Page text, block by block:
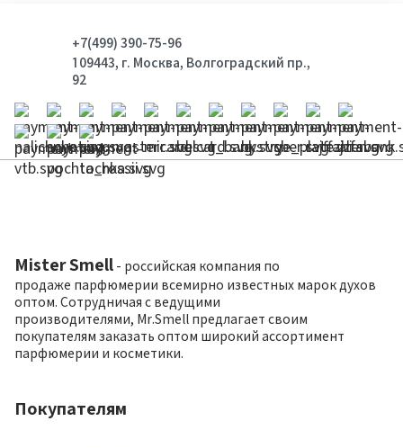
+7(499) 390-75-96
109443, г. Москва, Волгоградский пр.,
92
Mister Smell - российская компания по
продаже парфюмерии всемирно известных марок духов
оптом. Сотрудничая с ведущими
производителями, Mr.Smell предлагает своим
покупателям заказать оптом широкий ассортимент
парфюмерии и косметики.
Покупателям